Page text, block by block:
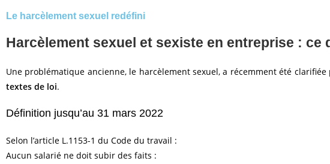
Le harcèlement sexuel redéfini
Harcèlement sexuel et sexiste en entreprise : ce
Une problématique ancienne, le harcèlement sexuel, a récemment été
textes de loi.
Définition jusqu’au 31 mars 2022
Selon l’article L.1153-1 du Code du travail :
Aucun salarié ne doit subir des faits :